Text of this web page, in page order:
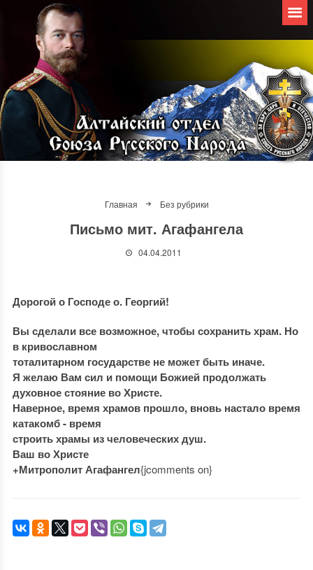
Главная Без рубрики
Письмо мит. Агафангела
04.04.2011
Дорогой о Господе о. Георгий!
Вы сделали все возможное, чтобы сохранить храм. Но
в кривославном
тоталитарном государстве не может быть иначе.
Я желаю Вам сил и помощи Божией продолжать
духовное стояние во Христе.
Наверное, время храмов прошло, вновь настало время
катакомб - время
строить храмы из человеческих душ.
Ваш во Христе
+Митрополит Агафангел{jcomments on}